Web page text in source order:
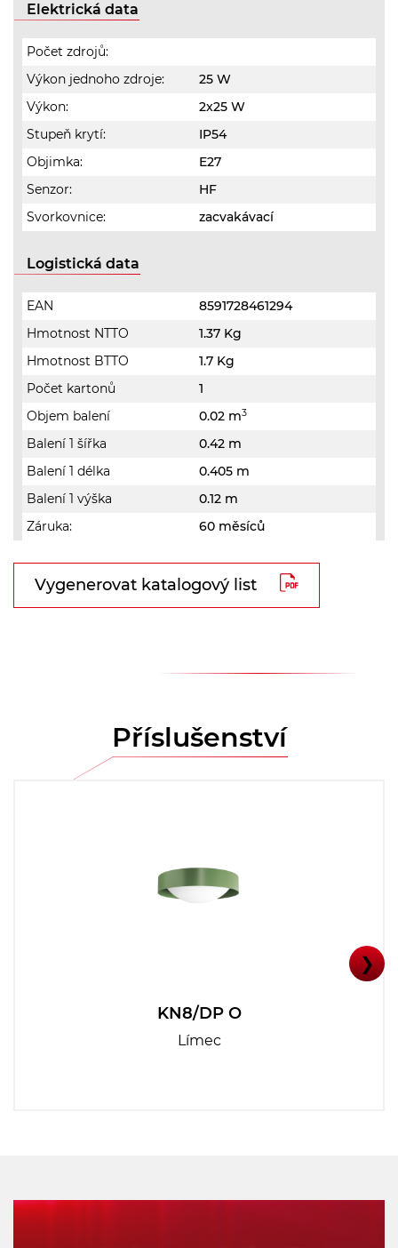
Elektrická data
Počet zdrojů:
Výkon jednoho zdroje:
25 W
Výkon:
2x25 W
Stupeň krytí:
IP54
Objimka:
E27
Senzor:
HF
Svorkovnice:
zacvakávací
Logistická data
EAN
8591728461294
Hmotnost NTTO
1.37 Kg
Hmotnost BTTO
1.7 Kg
Počet kartonů
1
Objem balení
0.02 m3
Balení 1 šířka
0.42 m
Balení 1 délka
0.405 m
Balení 1 výška
0.12 m
Záruka:
60 měsíců
Vygenerovat katalogový list
Příslušenství
KN8/DP O
Límec
❯